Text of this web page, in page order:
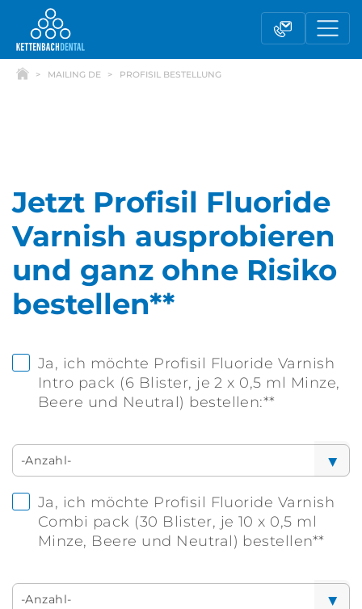
Telesales Außendienst
MAILING DE PROFISIL BESTELLUNG
Jetzt Profisil Fluoride
Varnish ausprobieren
und ganz ohne Risiko
bestellen**
Ja, ich möchte Profisil Fluoride Varnish
Intro pack (6 Blister, je 2 x 0,5 ml Minze,
Beere und Neutral) bestellen:**
Ja, ich möchte Profisil Fluoride Varnish
Combi pack (30 Blister, je 10 x 0,5 ml
Minze, Beere und Neutral) bestellen**